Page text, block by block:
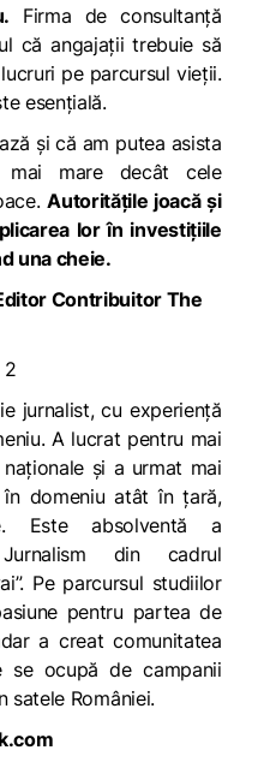
Firma de consultanță
că angajaţii trebuie să
pe parcursul vieţii.
esențială.
și că am putea asista
mare decât cele
Autorităţile joacă și
lor în investiţiile
una cheie.
Contribuitor The
jurnalist, cu experiență
A lucrat pentru mai
și a urmat mai
domeniu atât în țară,
Este absolventă a
din cadrul
Pe parcursul studiilor
pentru partea de
a creat comunitatea
se ocupă de campanii
satele României.